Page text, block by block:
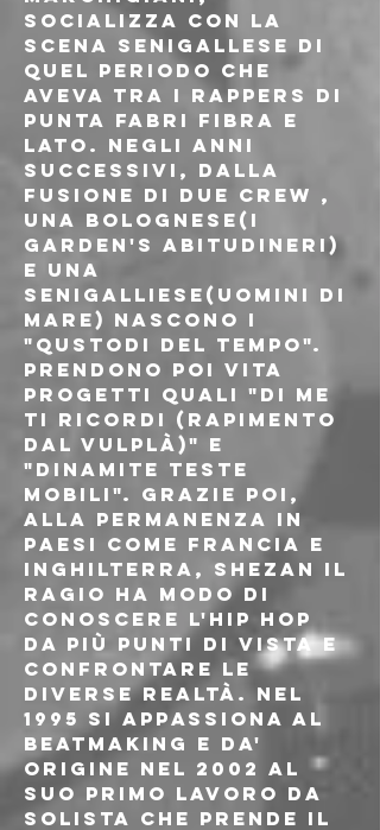
socializza con la
scena senigallese di
quel periodo che
aveva tra i rappers di
punta Fabri Fibra e
Lato. Negli anni
successivi, dalla
fusione di due crew ,
una bolognese(i
Garden's Abitudineri)
e una
senigalliese(Uomini di
mare) nascono i
"Qustodi del tempo".
Prendono poi vita
progetti quali "Di me
ti ricordi (rapimento
dal vulplà)" e
"Dinamite Teste
Mobili". Grazie poi,
alla permanenza in
paesi come Francia e
Inghilterra, Shezan il
Ragio ha modo di
conoscere l'hip hop
da più punti di vista e
confrontare le
diverse realtà. Nel
1995 si appassiona al
beatmaking e da'
origine nel 2002 al
suo primo lavoro da
solista che prende il